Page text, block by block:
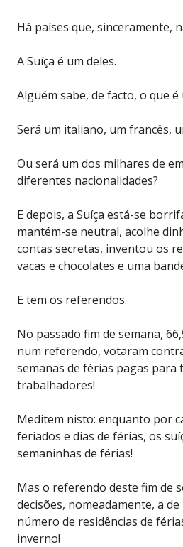
Há países que, sinceramente,
A Suíça é um deles.
Alguém sabe, de facto, o que é
Será um italiano, um francês,
Ou será um dos milhares de
diferentes nacionalidades?
E depois, a Suíça está-se
mantém-se neutral, acolhe
contas secretas, inventou os
vacas e chocolates e uma
E tem os referendos.
No passado fim de semana,
num referendo, votaram
semanas de férias pagas para
trabalhadores!
Meditem nisto: enquanto por
feriados e dias de férias, os
semaninhas de férias!
Mas o referendo deste fim de
decisões, nomeadamente, a
número de residências de
inverno!